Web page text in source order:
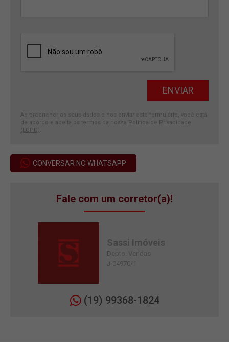
Ao preencher os seus dados e nos enviar este formulário, você está
de acordo e aceita os termos da nossa Política de Privacidade
(LGPD)
CONVERSAR NO WHATSAPP
Fale com um corretor(a)!
Sassi Imóveis
Depto. Vendas
J-04970/1
(19) 99368-1824